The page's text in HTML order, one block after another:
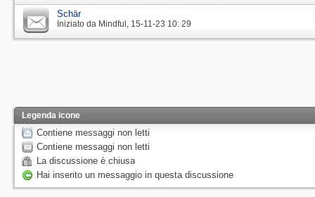
Schär
Iniziato da Mindful‎, 15-11-23 10: 29
Legenda icone
Contiene messaggi non letti
Contiene messaggi non letti
La discussione è chiusa
Hai inserito un messaggio in questa discussione